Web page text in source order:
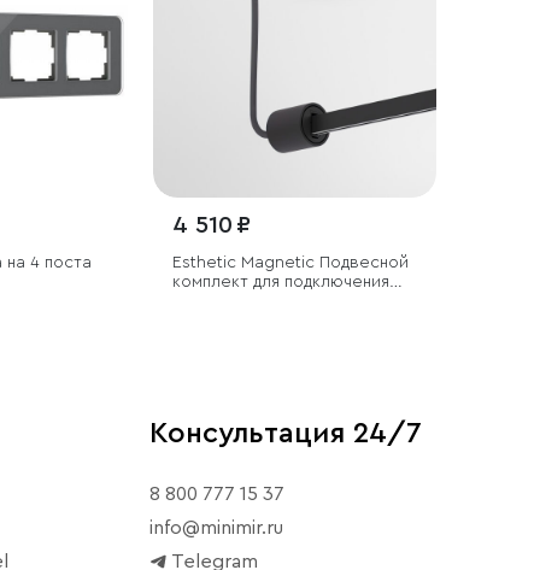
на 4 поста
4 510 ₽
Esthetic Magnetic Подвесной
комплект для подключения
Консультация 24/7
8 800 777 15 37
info@minimir.ru
Telegram